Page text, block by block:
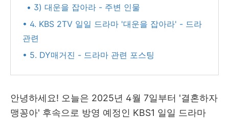
• 3) 대운을 잡아라 - 주변 인물
• 4. KBS 2TV 일일 드라마 '대운을 잡아라' - 드라
관련
• 5. DY매거진 - 드라마 관련 포스팅
안녕하세요! 오늘은 2025년 4월 7일부터 '결혼하자
맹꽁아' 후속으로 방영 예정인 KBS1 일일 드라마